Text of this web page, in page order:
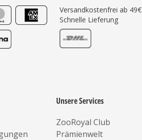
Versandkostenfrei ab 49€
Schnelle Lieferung
Unsere Services
ZooRoyal Club
Prämienwelt